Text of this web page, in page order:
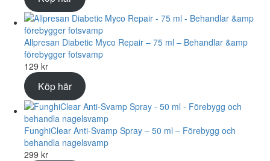
Allpresan Diabetic Myco Repair – 75 ml – Behandlar &amp
förebygger fotsvamp
129 kr
Köp här
FunghiClear Anti-Svamp Spray – 50 ml – Förebygg och
behandla nagelsvamp
299 kr